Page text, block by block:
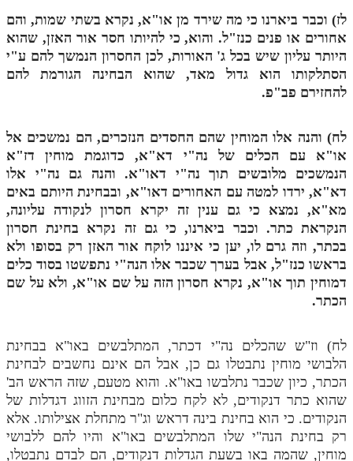
לז) וכבר ביארנו כי מה שירד מן או"א, נקרא בשתי שמות, והם
אחורים או פנים כנז"ל. והוא, כי להיותו חסר אור האזן, שהוא
היותר עליון שיש בכל ג' האורות, לכן החסרון הנמשך להם ע"י
הסתלקותו הוא גדול מאד, שהוא הבחינה הגורמת להם
להחזירם פב"פ.
לח) והנה אלו המוחין שהם החסדים הנזכרים, הם נמשכים אל
או"א עם הכלים של נה"י דא"א, כדוגמת מוחין דז"א
הנמשכים מלובשים תוך נה"י דאו"א. והנה גם נה"י אלו
דא"א, ירדו למטה עם האחורים דאו"א, ובבחינת היותם באים
מא"א, נמצא כי גם ענין זה יקרא חסרון לנקודה עליונה,
הנקראת כתר. וכבר ביארנו, כי גם זה נקרא בחינת חסרון
בכתר, וזה גרם לו, יען כי איננו לוקח אור האזן רק בסופו ולא
בראשו כנז"ל, אבל בערך שכבר אלו הנה"י נתפשטו בסוד כלים
דמוחין תוך או"א, נקרא חסרון הזה על שם או"א, ולא על שם
הכתר.
לח) וז"ש שהכלים נה"י דכתר, המתלבשים באו"א בבחינת
הלבושי מוחין נתבטלו גם כן, אבל הם אינם נחשבים לבחינת
הכתר, כיון שכבר נתלבשו באו"א. והוא מטעם, שזה הראש הב'
שהוא כתר דנקודים, לא לקח כלום מבחינת הזווג דגדלות של
הנקודים. כי הוא בחינת בינה דראש וג"ר מתחלת אצילותו. אלא
רק בחינת הנה"י שלו המתלבשים באו"א והיו להם ללבושי
מוחין, שהמה באו בשעת הגדלות דנקודים, הם לבדם נתבטלו,